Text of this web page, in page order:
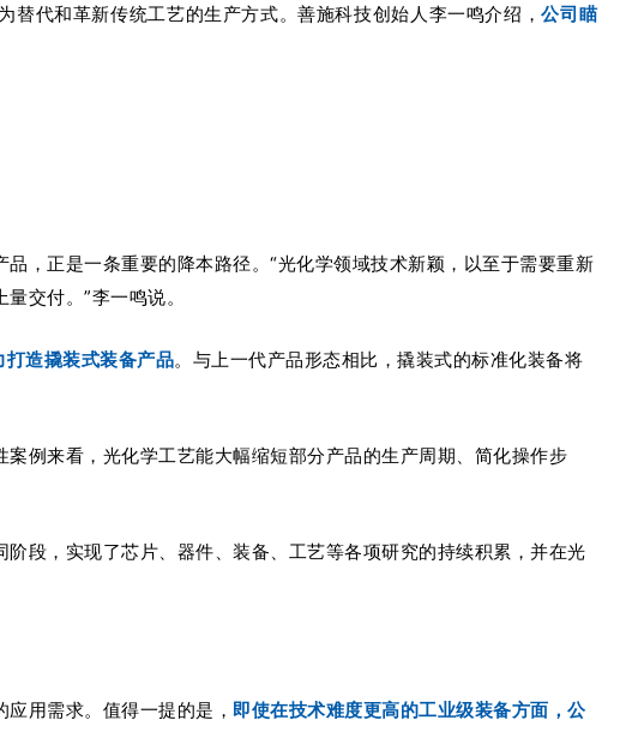
代和革新传统工艺的生产方式。善施科技创始人李一鸣介绍 ，公司瞄
，正是一条重要的降本路径。 “光化学领域技术新颖，以至于需要重新
交付。 ”李一鸣说。
打造撬装式装备产品。与上一代产品形态相比，撬装式的标准化装备将
例来看，光化学工艺能大幅缩短部分产品的生产周期、简化操作步
段，实现了芯片、器件、装备、工艺等各项研究的持续积累，并在光
用需求。值得一提的是， 即使在技术难度更高的工业级装备方面，公